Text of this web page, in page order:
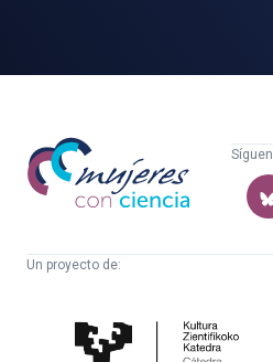
Mujeres
con
ciencia
Un proyecto de:
Cultura